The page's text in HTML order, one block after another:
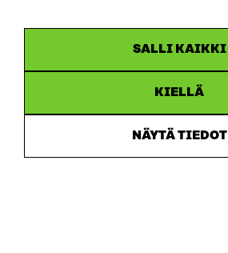
SALLI KAIKKI
KIELLÄ
NÄYTÄ TIEDOT
Avautuu
uudessa